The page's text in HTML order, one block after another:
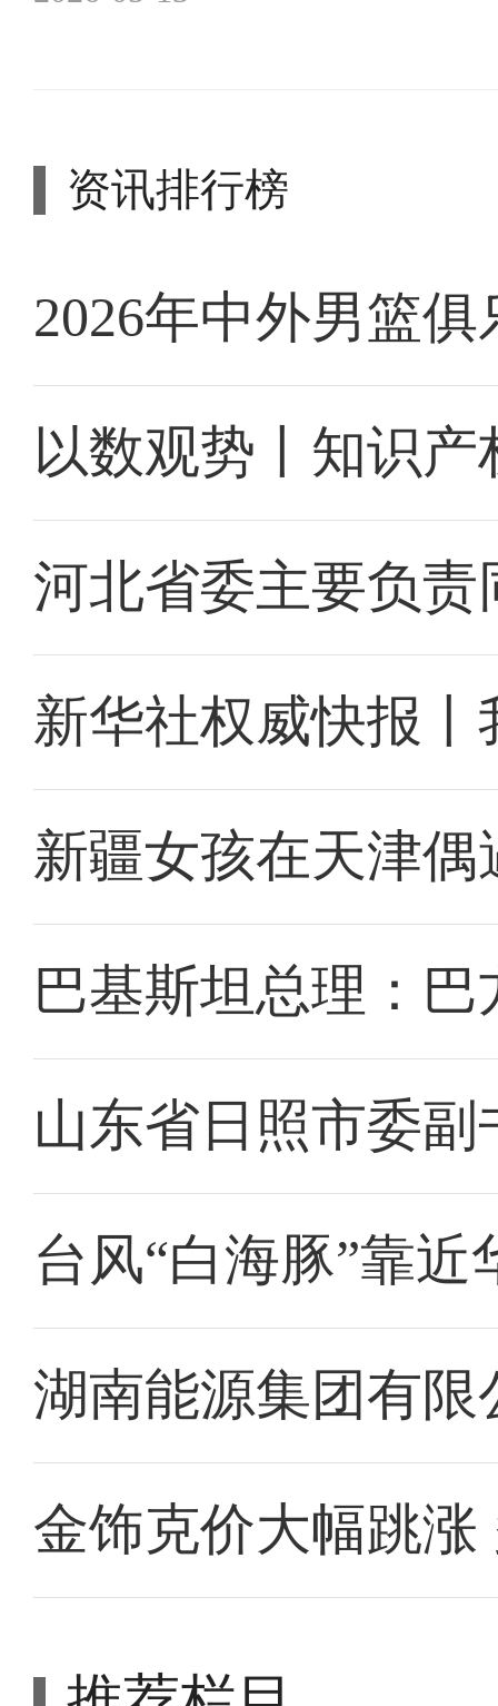
资讯排行榜
2026年中外男篮
以数观势丨知识
河北省委主要负
新华社权威快报
新疆女孩在天津
巴基斯坦总理：
山东省日照市委
台风“白海豚”靠近
湖南能源集团有
金饰克价大幅跳